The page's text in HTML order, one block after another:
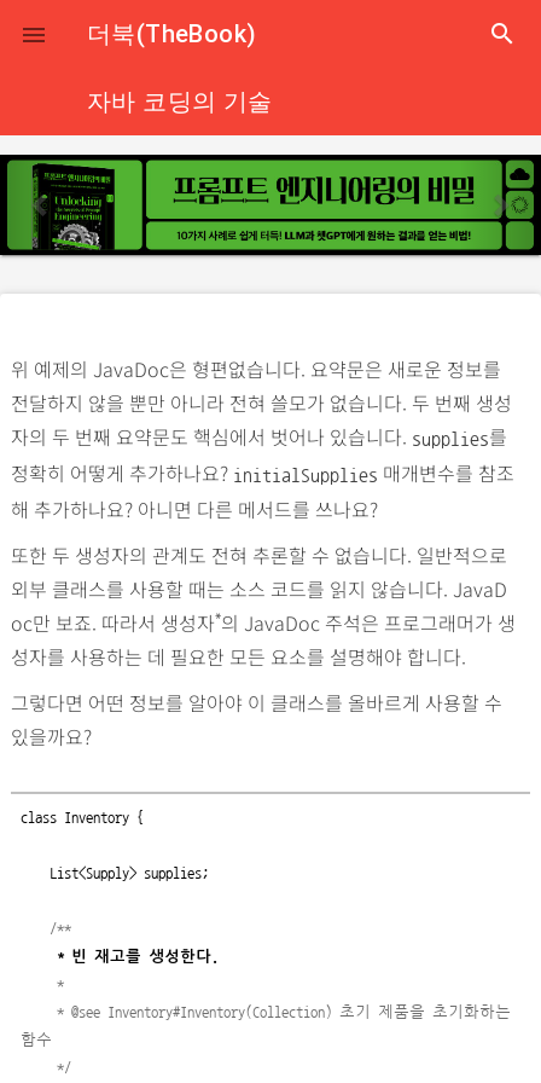
close
 더북(TheBook) search
자바 코딩의 기술
p
r
e
u
s
n
e
x
위 예제의 JavaDoc은 형편없습니다. 요약문은 새로운 정보를
전달하지 않을 뿐만 아니라 전혀 쓸모가 없습니다. 두 번째 생성
자의 두 번째 요약문도 핵심에서 벗어나 있습니다. supplies를
정확히 어떻게 추가하나요? initialSupplies 매개변수를 참조
해 추가하나요? 아니면 다른 메서드를 쓰나요?
또한 두 생성자의 관계도 전혀 추론할 수 없습니다. 일반적으로
외부 클래스를 사용할 때는 소스 코드를 읽지 않습니다. JavaD
oc만 보죠. 따라서 생성자*의 JavaDoc 주석은 프로그래머가 생
성자를 사용하는 데 필요한 모든 요소를 설명해야 합니다.
그렇다면 어떤 정보를 알아야 이 클래스를 올바르게 사용할 수
있을까요?
class Inventory {
/**
* 빈 재고를 생성한다.
*
* @see Inventory#Inventory(Collection) 초기 제품을 초기화하는
함수
*/